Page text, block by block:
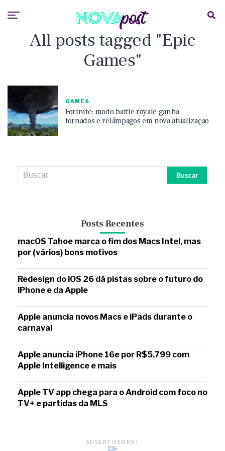
All posts tagged "Epic
Games"
GAMES
Fortnite: modo battle royale ganha
tornados e relâmpagos em nova atualização
Posts Recentes
macOS Tahoe marca o fim dos Macs Intel, mas
por (vários) bons motivos
Redesign do iOS 26 dá pistas sobre o futuro do
iPhone e da Apple
Apple anuncia novos Macs e iPads durante o
carnaval
Apple anuncia iPhone 16e por R$5.799 com
Apple Intelligence e mais
Apple TV app chega para o Android com foco no
TV+ e partidas da MLS
ADVERTISEMENT